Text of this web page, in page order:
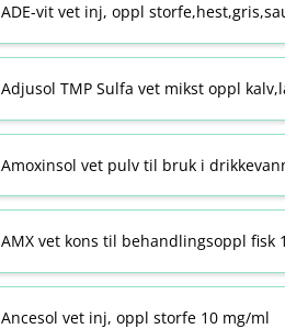
ADE-vit vet inj, oppl
Adjusol TMP Sulfa vet mikst oppl
Amoxinsol vet pulv til bruk i
AMX vet kons til behandlingsoppl fisk
Ancesol vet inj, oppl storfe 10 mg/ml